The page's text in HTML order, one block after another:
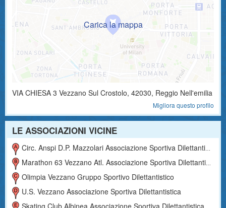
VIA CHIESA 3 Vezzano Sul Crostolo, 42030, Reggio Nell'emilia
Migliora questo profilo
LE ASSOCIAZIONI VICINE
Circ. Anspi D.p. Mazzolari Associazione Sportiva Dilettantistica
Marathon 63 Vezzano Atl. Associazione Sportiva Dilettantistica
Olimpia Vezzano Gruppo Sportivo Dilettantistico
U.s. Vezzano Associazione Sportiva Dilettantistica
Skating Club Albinea Associazione Sportiva Dilettantistica